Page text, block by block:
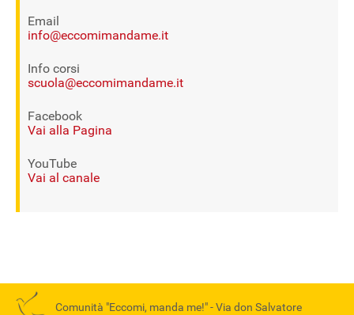
Email
info@eccomimandame.it
Info corsi
scuola@eccomimandame.it
Facebook
Vai alla Pagina
YouTube
Vai al canale
Comunità "Eccomi, manda me!" -Via don Salvatore